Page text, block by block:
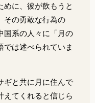
めに、彼が飲もうと
その勇敢な行為の
国系の人々に「月の
では述べられていま
ギと共に月に住んで
えてくれると信じら